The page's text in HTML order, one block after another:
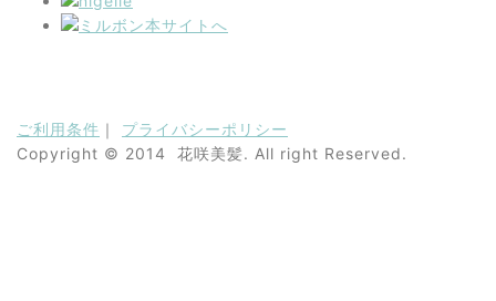
ご利用条件 ｜ プライバシーポリシー
Copyright © 2014 花咲美髪. All right Reserved.